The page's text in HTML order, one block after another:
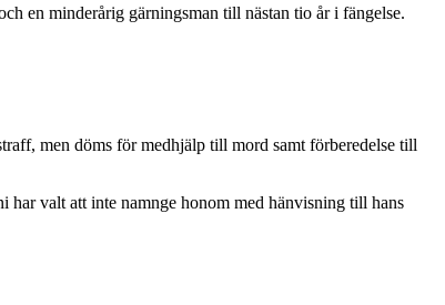
en minderårig gärningsman till nästan tio år i fängelse.
men döms för medhjälp till mord samt förberedelse till
har valt att inte namnge honom med hänvisning till hans